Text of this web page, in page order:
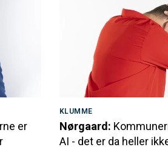
er
KLUMME
Nørgaard:
AI - det er da heller